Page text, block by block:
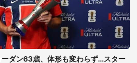
ダン63歳、体形も変わらず...スター